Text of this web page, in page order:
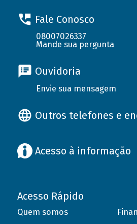
Fale Conosco
08007026337
Mande sua pergunta
Ouvidoria
Envie sua mensagem
Outros telefones e
Acesso à informação
Acesso Rápido
Quem somos